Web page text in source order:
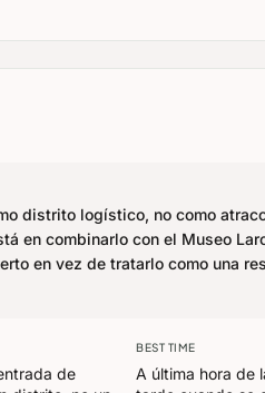
distrito logístico, no como
en combinarlo con el Museo
en vez de tratarlo como una
de
BEST TIME
A última hora de